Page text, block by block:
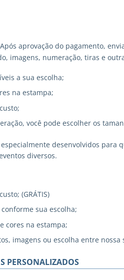
aprovação do pagamento,
imagens, numeração, tiras e
a sua escolha;
na estampa;
você pode escolher os
desenvolvidos para
diversos.
(GRÁTIS)
sua escolha;
cores na estampa;
imagens ou escolha entre nossa
PERSONALIZADOS